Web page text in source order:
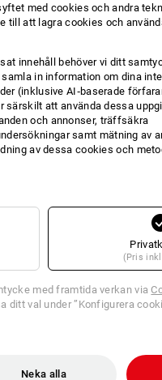
med cookies och andra
till att lagra cookies och
innehåll behöver vi ditt
in information om dina
(inklusive AI‑baserade
särskilt att använda dessa
och annonser, träffsäkra
samt mätning av
av dessa cookies och
(Pris
med framtida verkan via
ditt val under ”Konfigurera
Neka alla